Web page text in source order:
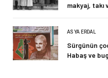
makyaj, takı
ASYA ERDAL
Sürgünün
Habaş ve